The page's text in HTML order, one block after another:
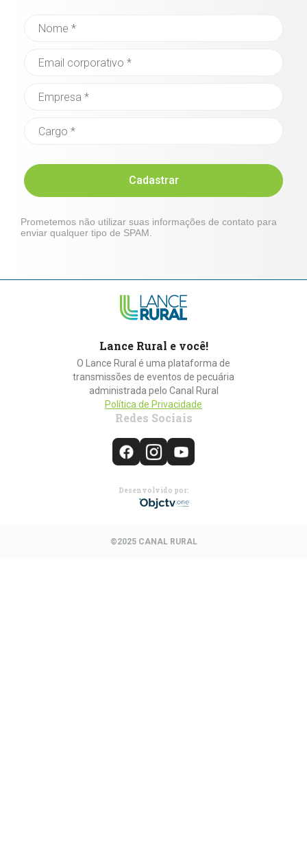
Cadastrar
Prometemos não utilizar suas informações de contato para
enviar qualquer tipo de SPAM.
Lance Rural e você!
O Lance Rural é uma plataforma de
transmissões de eventos de pecuária
administrada pelo Canal Rural
Política de Privacidade
Redes Sociais
Desenvolvido por:
©2025 CANAL RURAL